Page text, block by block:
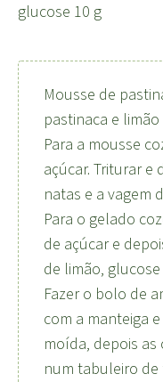
glucose 10 g
Mousse de
pastinaca e
Para a mousse
açúcar. Triturar e
natas e a vagem
Para o gelado
de açúcar e
de limão,
Fazer o bolo de
com a manteiga
moída, depois
num tabuleiro